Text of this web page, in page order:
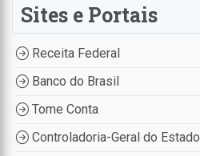
Sites e Portais
Receita Federal
Banco do Brasil
Tome Conta
Controladoria-Geral do Estado